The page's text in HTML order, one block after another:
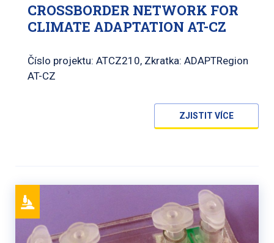
CROSSBORDER NETWORK FOR
CLIMATE ADAPTATION AT-CZ
Číslo projektu: ATCZ210, Zkratka: ADAPTRegion
AT-CZ
ZJISTIT VÍCE